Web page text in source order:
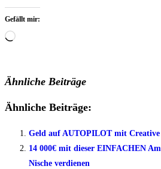
Gefällt mir:
Wird
Ähnliche Beiträge
Ähnliche Beiträge:
Geld auf AUTOPILOT mit
14 000€ mit dieser EINFACHEN
Nische verdienen